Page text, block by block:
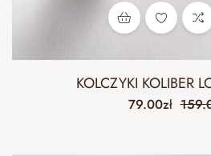
KOLCZYKI KOLIBER
79.00zł